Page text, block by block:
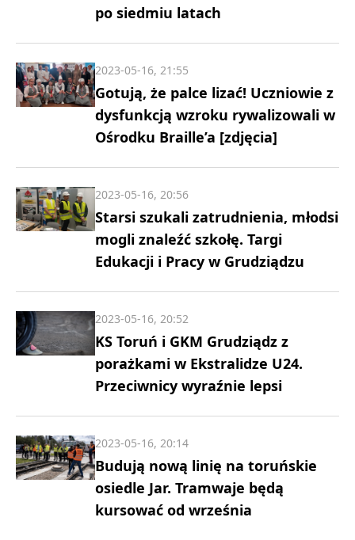
po siedmiu latach
Gotują, że palce lizać! Uczniowie z
dysfunkcją wzroku rywalizowali w
Ośrodku Braille’a [zdjęcia]
2023-05-16, 21:55
Starsi szukali zatrudnienia, młodsi
mogli znaleźć szkołę. Targi
Edukacji i Pracy w Grudziądzu
2023-05-16, 20:56
KS Toruń i GKM Grudziądz z
porażkami w Ekstralidze U24.
Przeciwnicy wyraźnie lepsi
2023-05-16, 20:52
Budują nową linię na toruńskie
osiedle Jar. Tramwaje będą
kursować od września
2023-05-16, 20:14